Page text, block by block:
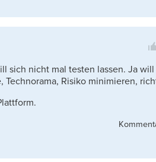
sich nicht mal testen lassen. Ja
Technorama, Risiko minimieren,